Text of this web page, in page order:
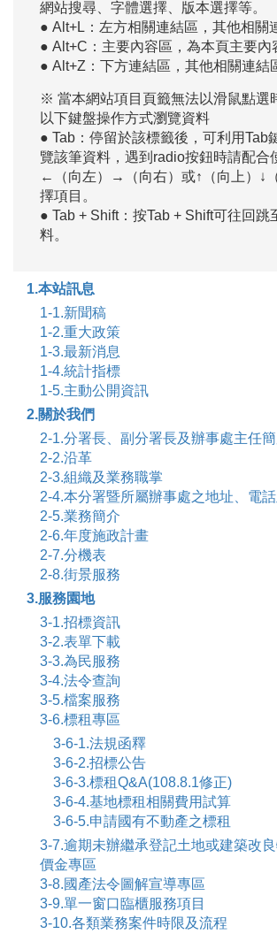
網站搜尋、字體選擇、版本選擇等。
● Alt+L：左方相關連結區，其他相關
● Alt+C：主要內容區，為本頁主要內
● Alt+Z：下方連結區，其他相關連結
※ 當本網站項目頁籤無法以滑鼠點選
以下鍵盤操作方式瀏覽資料
● Tab：停留於該標籤後，可利用Tab
覽該筆資料，遇到radio按鈕時請配合
←（向左）→（向右）或↑（向上）↓
擇項目。
● Tab + Shift：按Tab + Shift可往回跳
料。
1.本站訊息
1-1.新聞稿
1-2.重大政策
1-3.最新消息
1-4.統計指標
1-5.主動公開資訊
2.關於我們
2-1.分署長、副分署長及辦事處主任
2-2.沿革
2-3.組織及業務職掌
2-4.本分署暨所屬辦事處之地址、電
2-5.業務簡介
2-6.年度施政計畫
2-7.分機表
2-8.街景服務
3.服務園地
3-1.招標資訊
3-2.表單下載
3-3.為民服務
3-4.法令查詢
3-5.檔案服務
3-6.標租專區
3-6-1.法規函釋
3-6-2.招標公告
3-6-3.標租Q&A(108.8.1修正)
3-6-4.基地標租相關費用試算
3-6-5.申請國有不動產之標租
3-7.逾期未辦繼承登記土地或建築改
價金專區
3-8.國產法令圖解宣導專區
3-9.單一窗口臨櫃服務項目
3-10.各類業務案件時限及流程